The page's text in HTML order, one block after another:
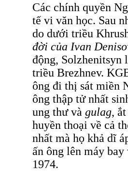
Các chính quyền
tế vi văn học. Sau
do dưới triều
đời của Ivan
động, Solzhenitsyn
triều Brezhnev.
ông đi thị sát miền
ông thập tử nhất
ung thư và gulag,
huyền thoại về cả
nhất mà họ khả dĩ
ấn ông lên máy
1974.